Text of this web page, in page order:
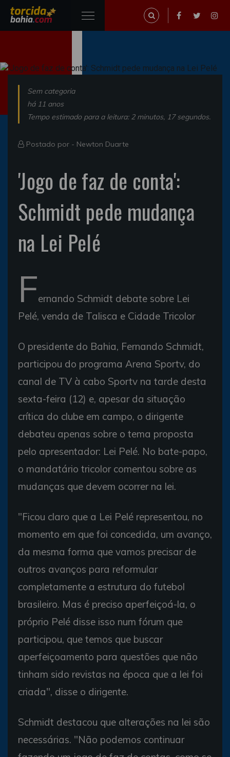
Sem categoria
há 11 anos
Tempo estimado para a leitura: 2 minutos, 17 segundos.
Postado por - Newton Duarte
'Jogo de faz de conta':
Schmidt pede mudança
na Lei Pelé
Fernando Schmidt debate sobre Lei
Pelé, venda de Talisca e Cidade Tricolor
O presidente do Bahia, Fernando Schmidt,
participou do programa Arena Sportv, do
canal de TV à cabo Sportv na tarde desta
sexta-feira (12) e, apesar da situação
crítica do clube em campo, o dirigente
debateu apenas sobre o tema proposta
pelo apresentador: Lei Pelé. No bate-papo,
o mandatário tricolor comentou sobre as
mudanças que devem ocorrer na lei.
"Ficou claro que a Lei Pelé representou, no
momento em que foi concedida, um avanço,
da mesma forma que vamos precisar de
outros avanços para reformular
completamente a estrutura do futebol
brasileiro. Mas é preciso aperfeiçoá-la, o
próprio Pelé disse isso num fórum que
participou, que temos que buscar
aperfeiçoamento para questões que não
tinham sido revistas na época que a lei foi
criada", disse o dirigente.
Schmidt destacou que alterações na lei são
necessárias. "Não podemos continuar